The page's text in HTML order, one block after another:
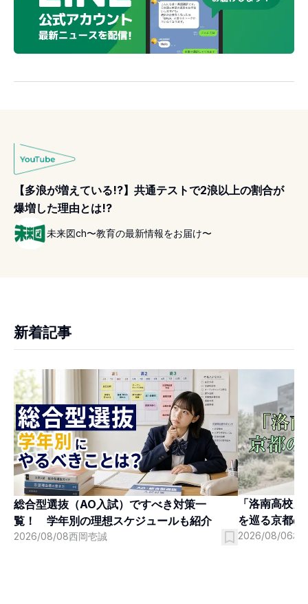
【多浪が増えている!?】共通テストで2浪以上の割合が
爆増した理由とは!?
未来図ch〜教育の最新情報をお届け〜
新着記事
総合型選抜（AO入試）ですべき対策一
覧！ 学年別の理想スケジュールも紹介
2026/08/08西岡壱誠
「洛南高校
を巡る京都
2026/08/06村